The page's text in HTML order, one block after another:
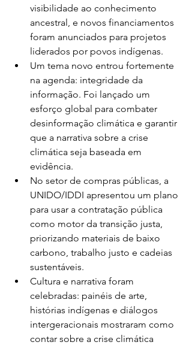
visibilidade ao conhecimento
ancestral, e novos financiamentos
foram anunciados para projetos
liderados por povos indígenas.
Um tema novo entrou fortemente
na agenda: integridade da
informação. Foi lançado um
esforço global para combater
desinformação climática e garantir
que a narrativa sobre a crise
climática seja baseada em
evidência.
No setor de compras públicas, a
UNIDO/IDDI apresentou um plano
para usar a contratação pública
como motor da transição justa,
priorizando materiais de baixo
carbono, trabalho justo e cadeias
sustentáveis.
Cultura e narrativa foram
celebradas: painéis de arte,
histórias indígenas e diálogos
intergeracionais mostraram como
contar sobre a crise climática